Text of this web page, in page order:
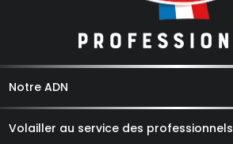
Notre ADN
Volailler au service des professionnels